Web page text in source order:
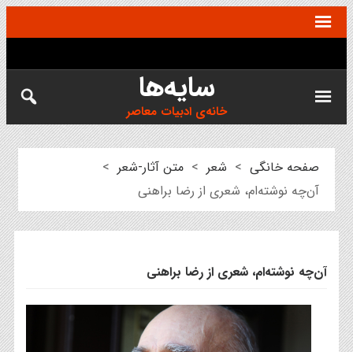
سایه‌ها
خانه‌ی ادبیات معاصر
صفحه خانگی > شعر > متن آثار-شعر >
آن‌چه نوشته‌ام، شعری از رضا براهنی
آن‌چه نوشته‌ام، شعری از رضا براهنی